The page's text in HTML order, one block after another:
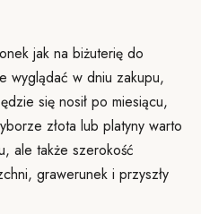
jak na biżuterię do
wyglądać w dniu zakupu,
się nosił po miesiącu,
złota lub platyny warto
ale także szerokość
grawerunek i przyszły